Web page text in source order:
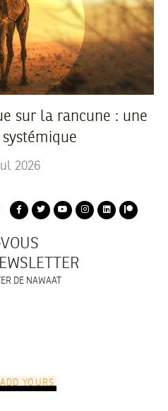
sur la rancune : une
systémique
2026
DE NAWAAT
ADD YOURS